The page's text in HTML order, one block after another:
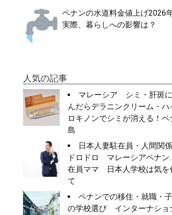
ペナンの水道料金値上げ2026
実際、暮らしへの影響は？
人気の記事
マレーシア シミ・肝斑
んだらデラニンクリーム・ハ
ロキノンでシミが消える！ペ
島
日本人妻駐在員・人間関
ドロドロ マレーシアペナン
在員ママ 日本人学校は気を
て
ペナンでの移住・就職・
の学校選び インターナショ